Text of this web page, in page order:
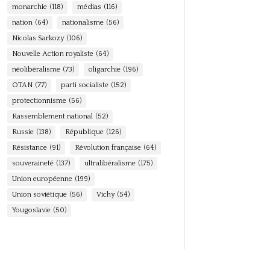
monarchie (118) médias (116)
nation (64) nationalisme (56)
Nicolas Sarkozy (106)
Nouvelle Action royaliste (64)
néolibéralisme (73) oligarchie (196)
OTAN (77) parti socialiste (152)
protectionnisme (56)
Rassemblement national (52)
Russie (138) République (126)
Résistance (91) Révolution française (64)
souveraineté (137) ultralibéralisme (175)
Union européenne (199)
Union soviétique (56) Vichy (54)
Yougoslavie (50)